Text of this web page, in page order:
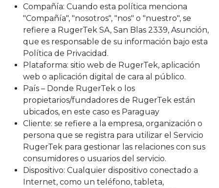
Compañía: Cuando esta política menciona
"Compañía", "nosotros", "nos" o "nuestro", se
refiere a RugerTek SA, San Blas 2339, Asunción,
que es responsable de su información bajo esta
Política de Privacidad.
Plataforma: sitio web de RugerTek, aplicación
web o aplicación digital de cara al público.
País – Donde RugerTek o los
propietarios/fundadores de RugerTek están
ubicados, en este caso es Paraguay
Cliente: se refiere a la empresa, organización o
persona que se registra para utilizar el Servicio
RugerTek para gestionar las relaciones con sus
consumidores o usuarios del servicio.
Dispositivo: Cualquier dispositivo conectado a
Internet, como un teléfono, tableta,